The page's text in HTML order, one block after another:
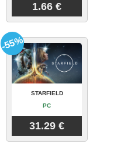
1.66 €
STARFIELD
PC
31.29 €
-55%